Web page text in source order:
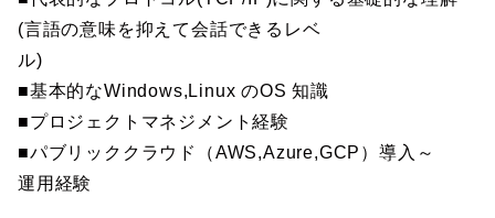
(言語の意味を抑えて会話できるレベ
ル)
■基本的なWindows,Linux のOS 知識
■プロジェクトマネジメント経験
■パブリッククラウド（AWS,Azure,GCP）導入～
運用経験